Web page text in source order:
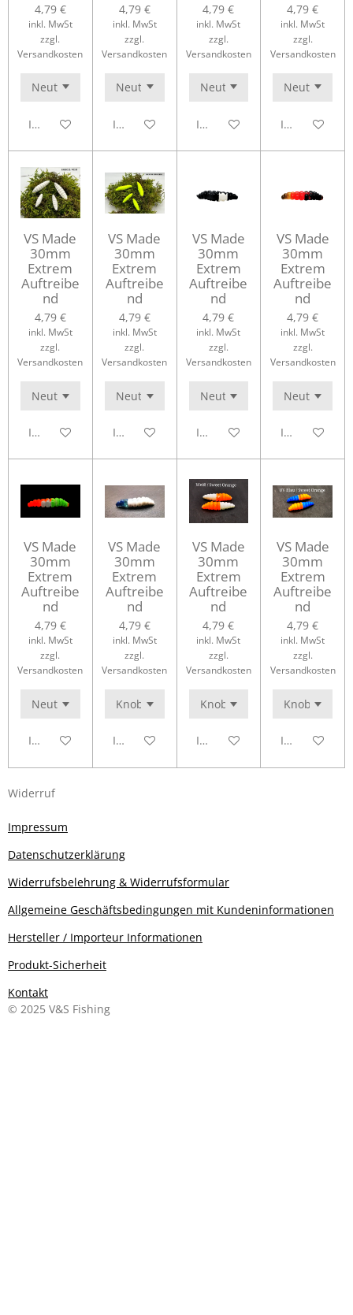
4,79 €
inkl. MwSt
zzgl.
Versandkosten
In den Warenkorb
4,79 €
inkl. MwSt
zzgl.
Versandkosten
In den Warenkorb
4,79 €
inkl. MwSt
zzgl.
Versandkosten
In den Warenkorb
4,79 €
inkl. MwSt
zzgl.
Versandkosten
In den
VS Made
30mm
Extrem
Auftreibe
nd
4,79 €
inkl. MwSt
zzgl.
Versandkosten
In den Warenkorb
VS Made
30mm
Extrem
Auftreibe
nd
4,79 €
inkl. MwSt
zzgl.
Versandkosten
In den Warenkorb
VS Made
30mm
Extrem
Auftreibe
nd
4,79 €
inkl. MwSt
zzgl.
Versandkosten
In den Warenkorb
VS Made
30mm
Extrem
Auftreibe
nd
4,79 €
inkl. MwSt
zzgl.
Versandkosten
In den
VS Made
30mm
Extrem
Auftreibe
nd
4,79 €
inkl. MwSt
zzgl.
Versandkosten
In den Warenkorb
VS Made
30mm
Extrem
Auftreibe
nd
4,79 €
inkl. MwSt
zzgl.
Versandkosten
In den Warenkorb
VS Made
30mm
Extrem
Auftreibe
nd
4,79 €
inkl. MwSt
zzgl.
Versandkosten
In den Warenkorb
VS Made
30mm
Extrem
Auftreibe
nd
4,79 €
inkl. MwSt
zzgl.
Versandkosten
In den
Widerruf
Impressum
Datenschutzerklärung
Widerrufsbelehrung & Widerrufsformular
Allgemeine Geschäftsbedingungen mit Kundeninformationen
Hersteller / Importeur Informationen
Produkt-Sicherheit
Kontakt
© 2025 V&S Fishing